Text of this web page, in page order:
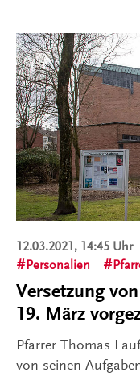
12.03.2021, 14:45 Uhr
Personalien
Versetzung
19. März
Pfarrer Thomas
von seinen